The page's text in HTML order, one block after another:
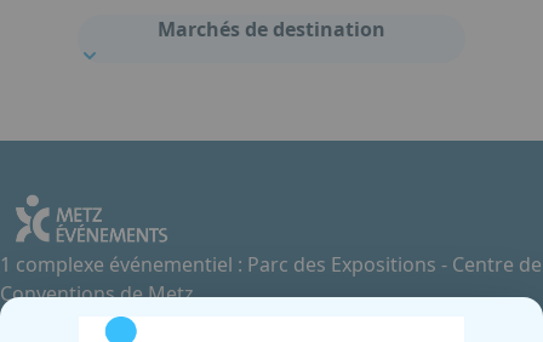
Marchés de destination
1 complexe événementiel : Parc des Expositions - Centre de
Conventions de Metz
Contactez-nous